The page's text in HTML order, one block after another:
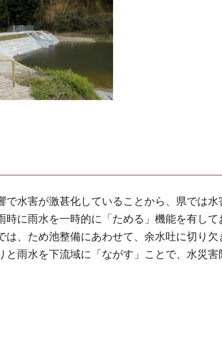
水害が激甚化していることから、県では
時に雨水を一時的に「ためる」機能を有し
、ため池整備にあわせて、余水吐に切り
雨水を下流域に「ながす」ことで、水災害